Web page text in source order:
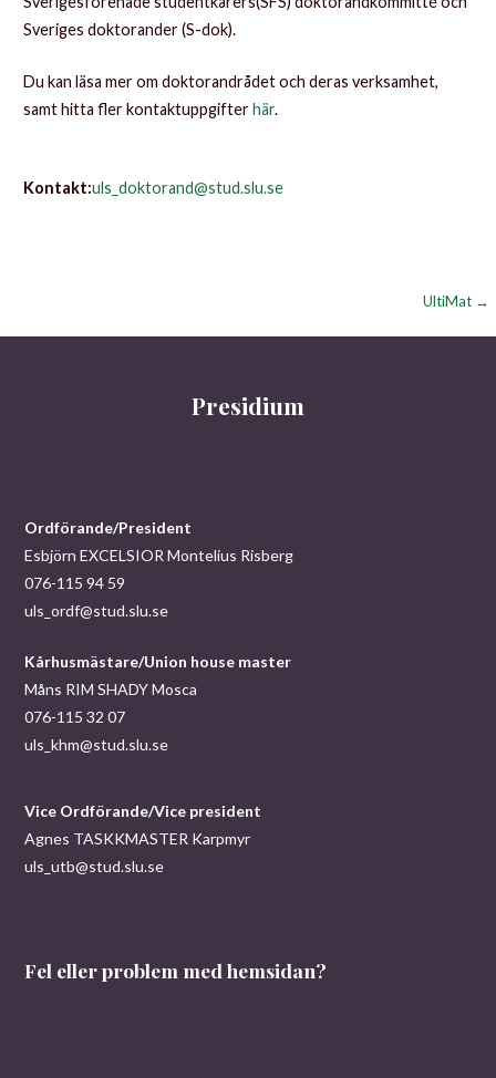
Sveriges doktorander (S-dok).
Du kan läsa mer om doktorandrådet och deras verksamhet,
samt hitta fler kontaktuppgifterhär.
Kontakt:uls_doktorand@stud.slu.se
UltiMat →
Presidium
Ordförande/President
Esbjörn EXCELSIOR Montelius Risberg
076-115 94 59
uls_ordf@stud.slu.se
Kårhusmästare/Union house master
Måns RIM SHADY Mosca
076-115 32 07
uls_khm@stud.slu.se
Vice Ordförande/Vice president
Agnes TASKKMASTER Karpmyr
uls_utb@stud.slu.se
Fel eller problem med hemsidan?